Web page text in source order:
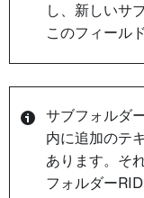
し、新しいサ
このフィール
サブフォルダ
内に追加のテ
あります。そ
フォルダー